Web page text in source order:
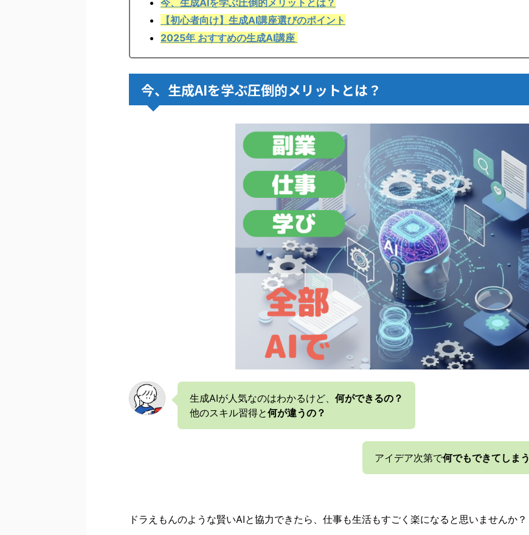
今、生成AIを学ぶ圧倒的メリットとは？
【初心者向け】生成AI講座選びのポイント
2025年 おすすめの生成AI講座
今、生成AIを学ぶ圧倒的メリットとは？
生成AIが人気なのはわかるけど、 何ができるの？
他のスキル習得と何が違うの？
アイデア次第で何でもできてしまう
ドラえもんのような賢いAIと協力できたら、仕事も生活もすごく楽になると思いませんか？